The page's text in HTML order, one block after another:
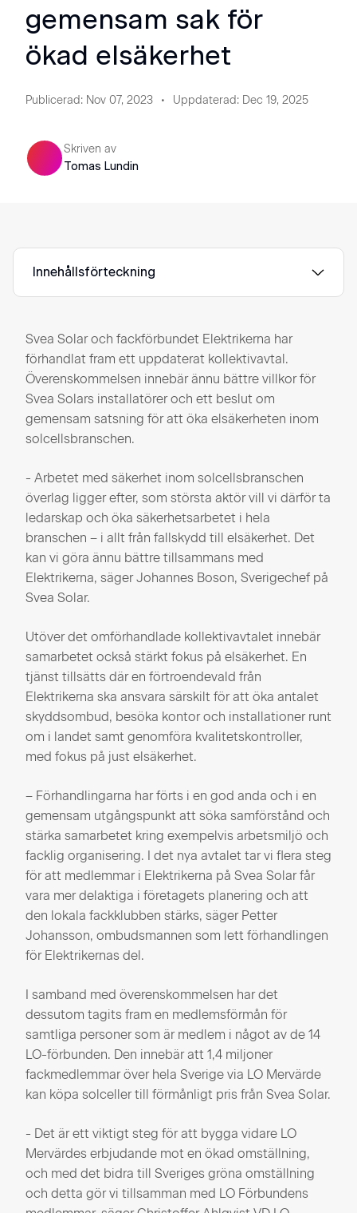
gemensam sak för
ökad elsäkerhet
Publicerad: Nov 07, 2023 Uppdaterad: Dec 19, 2025
Skriven av
Tomas Lundin
Innehållsförteckning
Svea Solar och fackförbundet Elektrikerna har
förhandlat fram ett uppdaterat kollektivavtal.
Överenskommelsen innebär ännu bättre villkor för
Svea Solars installatörer och ett beslut om
gemensam satsning för att öka elsäkerheten inom
solcellsbranschen.
- Arbetet med säkerhet inom solcellsbranschen
överlag ligger efter, som största aktör vill vi därför ta
ledarskap och öka säkerhetsarbetet i hela
branschen – i allt från fallskydd till elsäkerhet. Det
kan vi göra ännu bättre tillsammans med
Elektrikerna, säger Johannes Boson, Sverigechef på
Svea Solar.
Utöver det omförhandlade kollektivavtalet innebär
samarbetet också stärkt fokus på elsäkerhet. En
tjänst tillsätts där en förtroendevald från
Elektrikerna ska ansvara särskilt för att öka antalet
skyddsombud, besöka kontor och installationer runt
om i landet samt genomföra kvalitetskontroller,
med fokus på just elsäkerhet.
– Förhandlingarna har förts i en god anda och i en
gemensam utgångspunkt att söka samförstånd och
stärka samarbetet kring exempelvis arbetsmiljö och
facklig organisering. I det nya avtalet tar vi flera steg
för att medlemmar i Elektrikerna på Svea Solar får
vara mer delaktiga i företagets planering och att
den lokala fackklubben stärks, säger Petter
Johansson, ombudsmannen som lett förhandlingen
för Elektrikernas del.
I samband med överenskommelsen har det
dessutom tagits fram en medlemsförmån för
samtliga personer som är medlem i något av de 14
LO-förbunden. Den innebär att 1,4 miljoner
fackmedlemmar över hela Sverige via LO Mervärde
kan köpa solceller till förmånligt pris från Svea Solar.
- Det är ett viktigt steg för att bygga vidare LO
Mervärdes erbjudande mot en ökad omställning,
och med det bidra till Sveriges gröna omställning
och detta gör vi tillsamman med LO Förbundens